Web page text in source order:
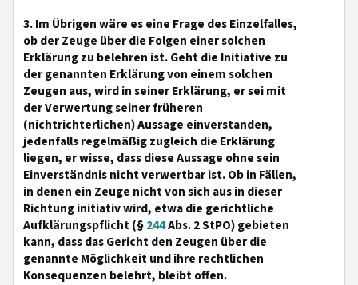
3. Im Übrigen wäre es eine Frage des Einzelfalles,
ob der Zeuge über die Folgen einer solchen
Erklärung zu belehren ist. Geht die Initiative zu
der genannten Erklärung von einem solchen
Zeugen aus, wird in seiner Erklärung, er sei mit
der Verwertung seiner früheren
(nichtrichterlichen) Aussage einverstanden,
jedenfalls regelmäßig zugleich die Erklärung
liegen, er wisse, dass diese Aussage ohne sein
Einverständnis nicht verwertbar ist. Ob in Fällen,
in denen ein Zeuge nicht von sich aus in dieser
Richtung initiativ wird, etwa die gerichtliche
Aufklärungspflicht (§244Abs. 2 StPO) gebieten
kann, dass das Gericht den Zeugen über die
genannte Möglichkeit und ihre rechtlichen
Konsequenzen belehrt, bleibt offen.